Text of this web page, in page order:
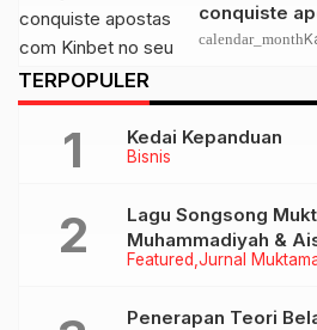
conquiste
seu celular
calendar_month
TERPOPULER
Bisnis
Kedai Kepanduan
Featured Jurnal
Lagu Songsong
Muhammadiyah &
Penerapan Teori